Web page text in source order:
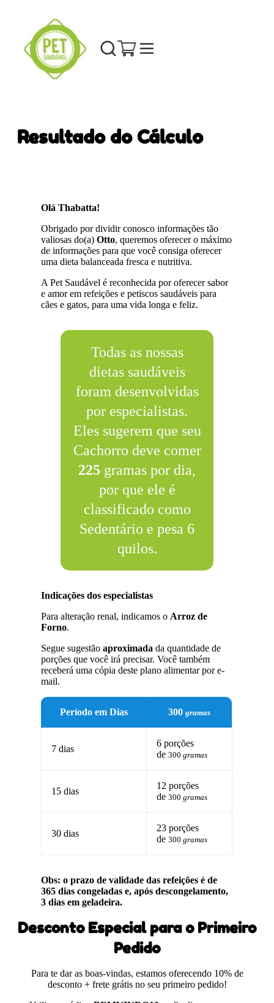
Resultado do Cálculo
Olá Thabatta!
Obrigado por dividir conosco informações tão
valiosas do(a)Otto, queremos oferecer o máximo
de informações para que você consiga oferecer
uma dieta balanceada fresca e nutritiva.
A Pet Saudável é reconhecida por oferecer sabor
e amor em refeições e petiscos saudáveis para
cães e gatos, para uma vida longa e feliz.
Todas as nossas
dietas saudáveis
foram desenvolvidas
por especialistas.
Eles sugerem que seu
Cachorro deve comer
225 gramas por dia,
por que ele é
classificado como
Sedentário e pesa 6
quilos.
Indicações dos especialistas
Para alteração renal, indicamos o Arroz de
Forno.
Segue sugestãoaproximada da quantidade de
porções que você irá precisar. Você também
receberá uma cópia deste plano alimentar por e-
mail.
Período em Dias 300gramas
7 dias
6 porções
de300gramas
15 dias
12 porções
de300gramas
30 dias
23 porções
de300gramas
Obs: o prazo de validade das refeições é de
365 dias congeladas e, após descongelamento,
3 dias em geladeira.
Desconto Especial para o Primeiro
Pedido
Para te dar as boas-vindas, estamos oferecendo 10% de
desconto + frete grátis no seu primeiro pedido!